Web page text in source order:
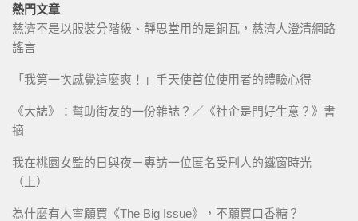
熱門文章
慈濟不是以服裝分階級、靜思堂用的是銅瓦，慈濟人澄清網路
謠言
「我第一次感覺這麼爽！」手天使首位使用者的體驗心得
《大誌》：幫助街友的一份雜誌？／《社企是門好生意？》書
摘
我在桃園女監的日與夜－專訪一位匿名受刑人的鐵窗時光
（上）
為什麼有人寧願買《The Big Issue》，不願買口香糖？